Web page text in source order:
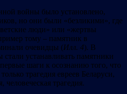
войны было установлено,
но они были «безликими», где
люди» или «жертвы
тому – памятник в
очевидцы (Илл. 4). В
стали устанавливать памятники
шаги к осознанию того, что
трагедия евреев Беларуси,
трагедия.